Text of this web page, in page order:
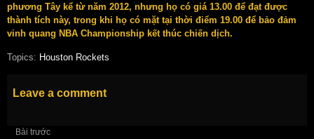
phương Tây kể từ năm 2012, nhưng họ có giá 13.00 để đạt được
thành tích này, trong khi họ có mặt tại thời điểm 19.00 để bảo đảm
vinh quang NBA Championship kết thúc chiến dịch.
Topics: Houston Rockets
Leave a comment
Bài trước